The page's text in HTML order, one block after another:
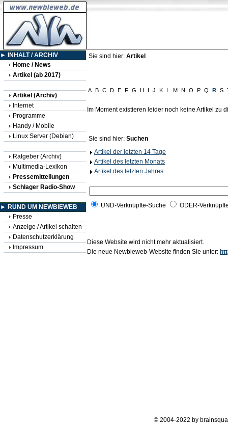
► INHALT / ARCHIV
Home / News
Artikel (ab 2017)
Artikel (Archiv)
Internet
Programme
Handy / Mobile
Linux Server (Debian)
Ratgeber (Archiv)
Multimedia-Lexikon
Pressemitteilungen
Schlager Radio-Show
► RUND UM NEWBIEWEB
Presse
Anzeige / Artikel schalten
Datenschutzerklärung
Impressum
Sie sind hier: Artikel
A B C D E F G H I J K L M N O P Q R S
Im Moment existieren leider noch keine Artikel zu
Sie sind hier: Suchen
Artikel der letzten 14 Tage
Artikel des letzten Monats
Artikel des letzten Jahres
UND-Verknüpfte-Suche ODER-
Diese Website wird nicht mehr aktualisiert.
Die neue Newbieweb-Website finden Sie unter:
© 2004-2022 by